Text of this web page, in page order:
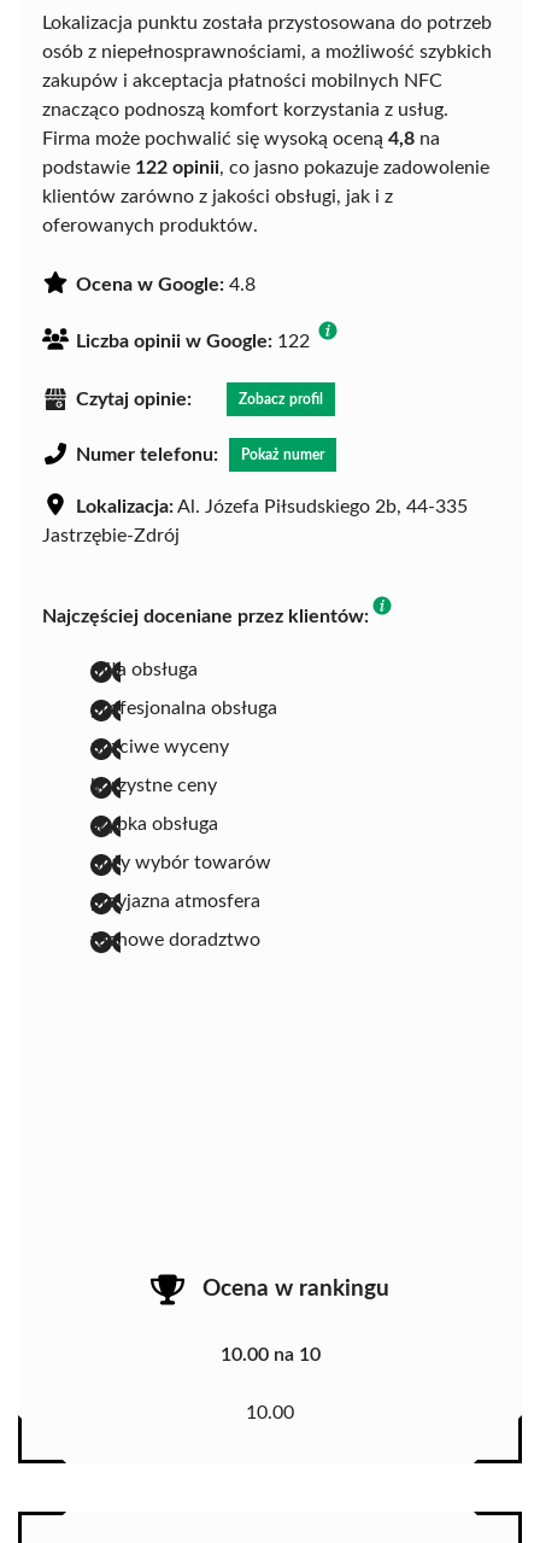
Lokalizacja punktu została przystosowana do potrzeb
osób z niepełnosprawnościami, a możliwość szybkich
zakupów i akceptacja płatności mobilnych NFC
znacząco podnoszą komfort korzystania z usług.
Firma może pochwalić się wysoką oceną 4,8 na
podstawie 122 opinii, co jasno pokazuje zadowolenie
klientów zarówno z jakości obsługi, jak i z
oferowanych produktów.
Ocena w Google: 4.8
Liczba opinii w Google: 122
Czytaj opinie: Zobacz profil
Numer telefonu: Pokaż numer
Lokalizacja:Al. Józefa Piłsudskiego 2b, 44-335
Jastrzębie-Zdrój
Najczęściej doceniane przez klientów:
miła obsługa
profesjonalna obsługa
uczciwe wyceny
korzystne ceny
szybka obsługa
duży wybór towarów
przyjazna atmosfera
fachowe doradztwo
Ocena w rankingu
10.00 na 10
10.00